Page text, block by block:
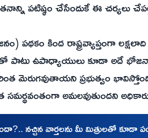
పటిష్ఠం చేసేందుకే ఈ చర్యలు
పథకం కింద రాష్ట్రవ్యాప్తంగా లక్షలాది
పాటు ఉపాధ్యాయులు కూడా అదే
మెరుగవుతాయని ప్రభుత్వం
అమలవుతుందని
నచ్చిన వార్తలను మీ మిత్రులతో కూడా